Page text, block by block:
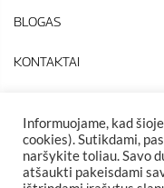
BLOGAS
KONTAKTAI
Informuojame, kad
cookies). Sutikdami,
naršykite toliau. Savo
atšaukti pakeisdami